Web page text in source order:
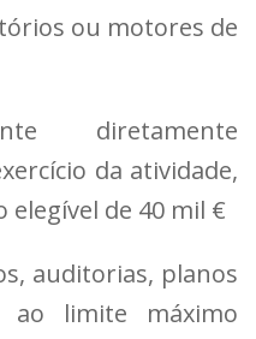
ou motores de
diretamente
da atividade,
de 40 mil €
auditorias, planos
ao limite máximo